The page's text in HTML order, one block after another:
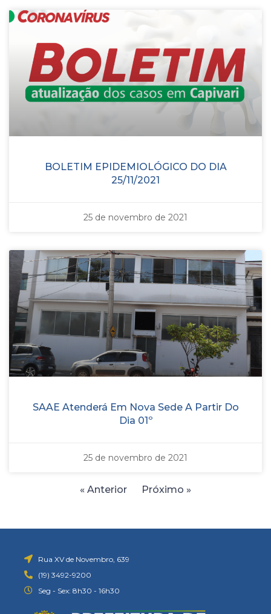
BOLETIM EPIDEMIOLÓGICO DO DIA
25/11/2021
25 de novembro de 2021
SAAE Atenderá Em Nova Sede A Partir Do
Dia 01º
25 de novembro de 2021
« Anterior Próximo »
Rua XV de Novembro, 639
(19) 3492-9200
Seg - Sex: 8h30 - 16h30